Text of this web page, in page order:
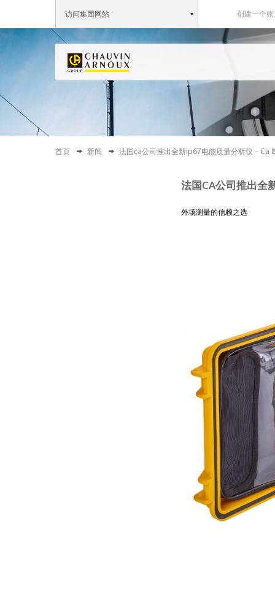
访问集团网站 创建一个
首页 新闻 法国ca公司推出全新ip67电能质量分析仪 – Ca
法国CA公司推出全
外场测量的信赖之选